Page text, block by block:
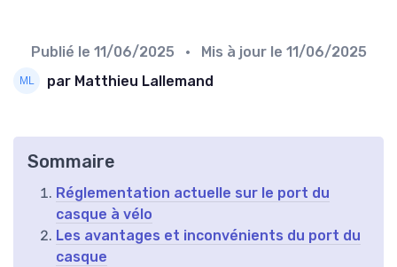
Publié le 11/06/2025 • Mis à jour le 11/06/2025
par Matthieu Lallemand
Sommaire
Réglementation actuelle sur le port du
casque à vélo
Les avantages et inconvénients du port du
casque